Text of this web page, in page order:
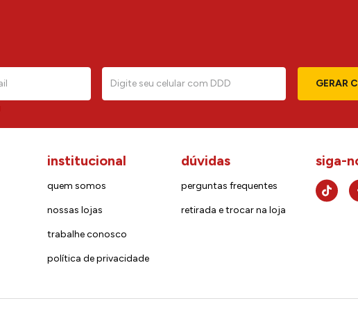
GERAR
institucional
quem somos
nossas lojas
trabalhe conosco
política de privacidade
dúvidas
perguntas frequentes
retirada e trocar na loja
siga-